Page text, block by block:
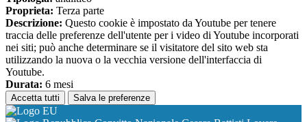
Proprieta: Terza parte
Descrizione: Questo cookie è impostato da Youtube per tenere
traccia delle preferenze dell'utente per i video di Youtube incorporati
nei siti; può anche determinare se il visitatore del sito web sta
utilizzando la nuova o la vecchia versione dell'interfaccia di
Youtube.
Durata: 6 mesi
Accetta tutti Salva le preferenze